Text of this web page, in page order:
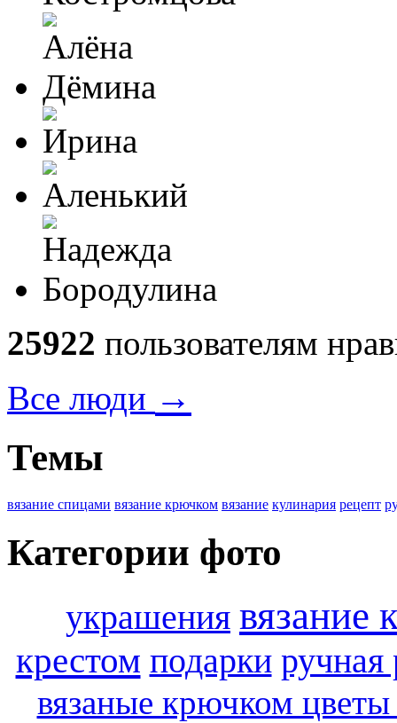
25922 пользователям
Все люди →
Темы
вязание спицами вязание крючком вязание кулинария рецепт
Категории фото
украшения вязание
крестом подарки ручная
вязаные крючком